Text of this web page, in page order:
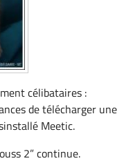
célibataires :
de télécharger une
Meetic.
2” continue.